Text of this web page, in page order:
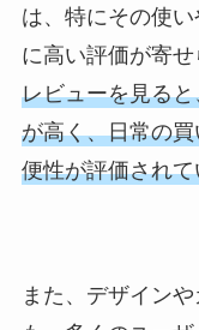
は、特にその使
に高い評価が寄せ
レビューを見る
が高く、日常の
便性が評価され
また、デザイン